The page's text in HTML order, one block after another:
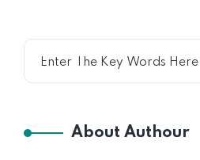
About Authour